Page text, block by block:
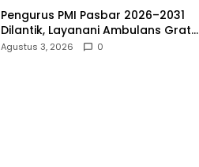
Pengurus PMI Pasbar 2026–2031
Dilantik, Layanani Ambulans Gratis
ke Padang
Agustus 3, 2026 0